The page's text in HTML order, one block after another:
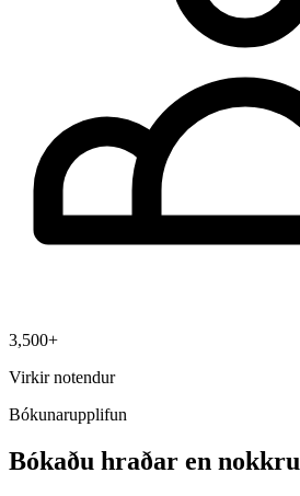
3,500+
Virkir notendur
Bókunarupplifun
Bókaðu hraðar en